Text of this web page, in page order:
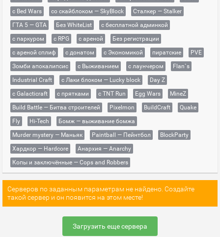
с Bed Wars
со скайблоком — SkyBlock
Сталкер — Stalker
ГТА 5 — GTA
Без WhiteList
с бесплатной админкой
с паркуром
с RPG с ареной
Без регистрации
с ареной сплиф
с донатом с Экономикой пиратские
PVE
Зомби апокалипсис
с Выживанием с лаунчером
Flan`s
Industrial Craft
с Лаки блоком — Lucky block
Day Z
с Galacticraft
с прятками с TNT Run Egg Wars
MineZ
Build Battle — Битва строителей
Pixelmon BuildCraft
Quake
Fly
Hi-Tech
Бомж — выживание бомжа
Murder mystery — Маньяк
Paintball — Пейнтбол
BlockParty
Хардкор — Hardcore
Анархия — Anarchy
Копы и заключённые — Cops and Robbers
Серверов по заданным параметрам не найдено. Создайте
такой сервер и он появится на этом месте!
Загрузить еще сервера